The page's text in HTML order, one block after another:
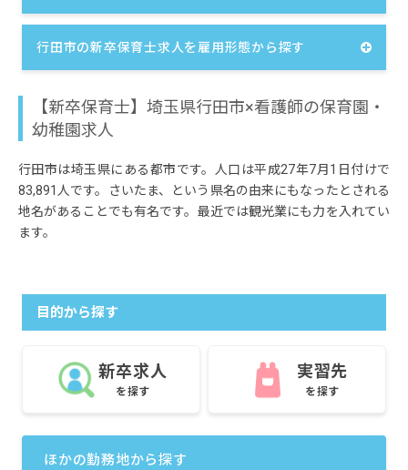
行田市の新卒保育士求人を雇用形態から探す
【新卒保育士】埼玉県行田市×看護師の保育園・
幼稚園求人
行田市は埼玉県にある都市です。人口は平成27年7月1日付けで
83,891人です。さいたま、という県名の由来にもなったとされる
地名があることでも有名です。最近では観光業にも力を入れてい
ます。
目的から探す
新卒求人
を探す
実習先
を探す
ほかの勤務地から探す